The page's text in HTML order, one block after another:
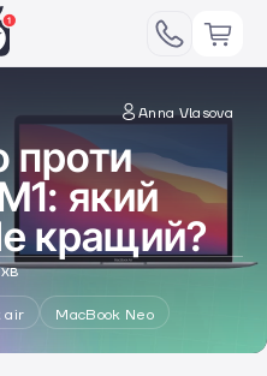
Anna Vlasova
проти
який
кращий?
хв
air MacBook Neo